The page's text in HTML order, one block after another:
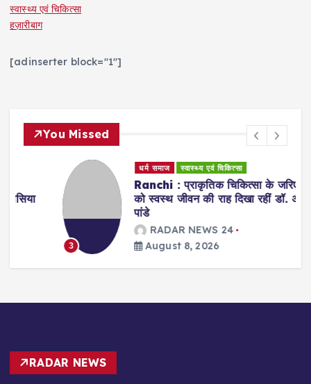
स्वास्थ्य एवं चिकित्सा
हज़ारीबाग
[adinserter block="1"]
You Missed
धर्म समाज स्वास्थ्य एवं चिकित्सा
Ranchi : प्राकृतिक चिकित्सा के जरिए मरीजों
को स्वस्थ जीवन की राह दिखा रहीं डॉ. अरवशी
RADAR NEWS 24
August 8, 2026
RADAR NEWS